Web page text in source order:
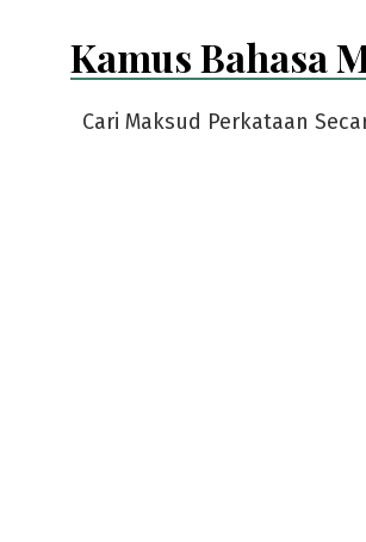
Kamus Bahasa
Cari Maksud Perkataan